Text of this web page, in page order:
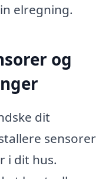
elregning.
og
dit
sensorer
i dit hus.